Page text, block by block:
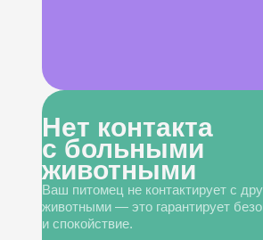
Нет контакта
с больными
животными
Ваш питомец не контактирует с
животными — это гарантирует
и спокойствие.